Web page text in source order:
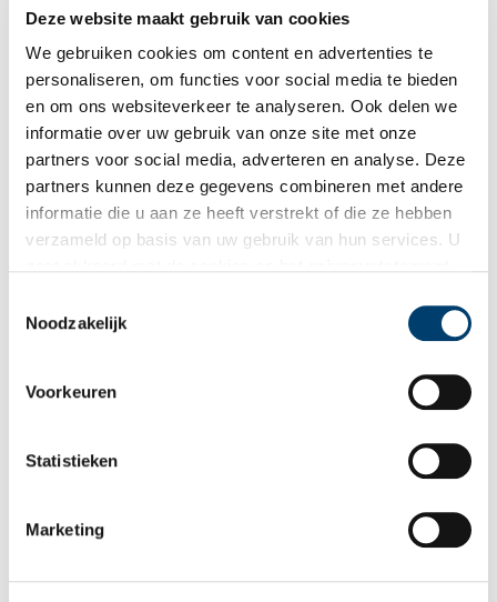
Deze website maakt gebruik van cookies
We gebruiken cookies om content en advertenties te
personaliseren, om functies voor social media te bieden
en om ons websiteverkeer te analyseren. Ook delen we
informatie over uw gebruik van onze site met onze
partners voor social media, adverteren en analyse. Deze
partners kunnen deze gegevens combineren met andere
informatie die u aan ze heeft verstrekt of die ze hebben
verzameld op basis van uw gebruik van hun services. U
Noodzakelijk
Voorkeuren
Statistieken
Marketing
benadering vroeg, en hadden zo hun strategieën om
verschillende soorten klanten in koopstemming te brengen. Waar
sommige vrouwen bijvoorbeeld graag uitgebreide toelichtingen
bij elk artikel hoorden, werden anderen liever kort en zakelijk
geïnformeerd. Het was aan de verkoopster om zich hieraan aan te
passen. ‘Goed schatten, om te weten te komen, in welke richting
we werken moeten, blijft steeds een eerste eis.’
Promotieactiviteit voor Coca-Cola met actrices Willy Haak, Magda Janssen en Julia
Bureau N.V.